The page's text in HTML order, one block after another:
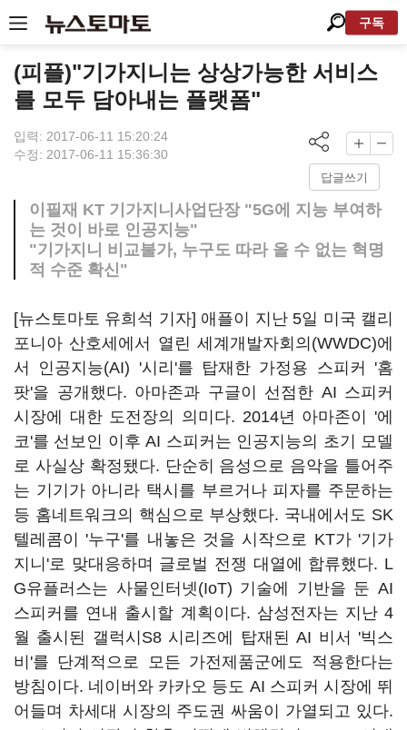
구독
(피플)"기가지니는 상상가능한 서비스
를 모두 담아내는 플랫폼"
입력: 2017-06-11 15:20:24
수정: 2017-06-11 15:36:30
답글쓰기
이필재 KT 기가지니사업단장 "5G에 지능 부여하
는 것이 바로 인공지능"
"기가지니 비교불가, 누구도 따라 올 수 없는 혁명
적 수준 확신"
[뉴스토마토 유희석 기자] 애플이 지난 5일 미국 캘리
포니아 산호세에서 열린 세계개발자회의(WWDC)에
서 인공지능(AI) '시리'를 탑재한 가정용 스피커 '홈
팟'을 공개했다. 아마존과 구글이 선점한 AI 스피커
시장에 대한 도전장의 의미다. 2014년 아마존이 '에
코'를 선보인 이후 AI 스피커는 인공지능의 초기 모델
로 사실상 확정됐다. 단순히 음성으로 음악을 틀어주
는 기기가 아니라 택시를 부르거나 피자를 주문하는
등 홈네트워크의 핵심으로 부상했다. 국내에서도 SK
텔레콤이 '누구'를 내놓은 것을 시작으로 KT가 '기가
지니'로 맞대응하며 글로벌 전쟁 대열에 합류했다. L
G유플러스는 사물인터넷(IoT) 기술에 기반을 둔 AI
스피커를 연내 출시할 계획이다. 삼성전자는 지난 4
월 출시된 갤럭시S8 시리즈에 탑재된 AI 비서 '빅스
비'를 단계적으로 모든 가전제품군에도 적용한다는
방침이다. 네이버와 카카오 등도 AI 스피커 시장에 뛰
어들며 차세대 시장의 주도권 싸움이 가열되고 있다.